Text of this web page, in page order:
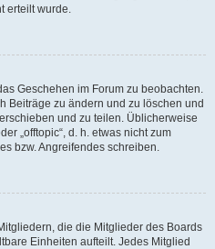
erteilt wurde.
Geschehen im Forum zu beobachten.
Beiträge zu ändern und zu löschen und
und zu teilen. Üblicherweise
„offtopic“, d. h. etwas nicht zum
bzw. Angreifendes schreiben.
die die Mitglieder des Boards
Einheiten aufteilt. Jedes Mitglied